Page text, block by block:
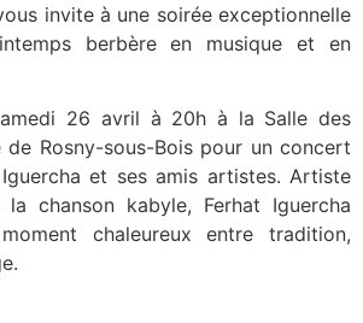
invite à une soirée exceptionnelle
berbère en musique et en
26 avril à 20h à la Salle des
de Rosny-sous-Bois pour un concert
et ses amis artistes. Artiste
la chanson kabyle, Ferhat Iguercha
chaleureux entre tradition,